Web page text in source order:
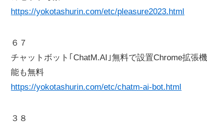
https://yokotashurin.com/etc/pleasure2023.html
６７
チャットボット｢ChatM.AI｣無料で設置Chrome拡張機
能も無料
https://yokotashurin.com/etc/chatm-ai-bot.html
３８